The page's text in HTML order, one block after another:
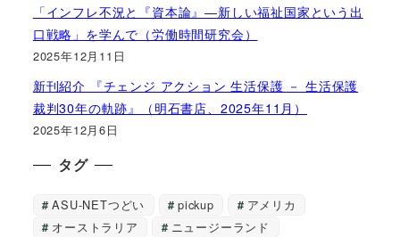
「インフレ不況と『資本論』―新しい福祉国家という出
口戦略」を学んで（労働時間研究会）
2025年12月11日
新刊紹介 『チェンジ アクション 生活保護 － 生活保護
裁判30年の軌跡』（明石書店、2025年11月）
2025年12月6日
タグ
ASU-NETつどい pickup
アメリカ
オーストラリア
ニュージーランド